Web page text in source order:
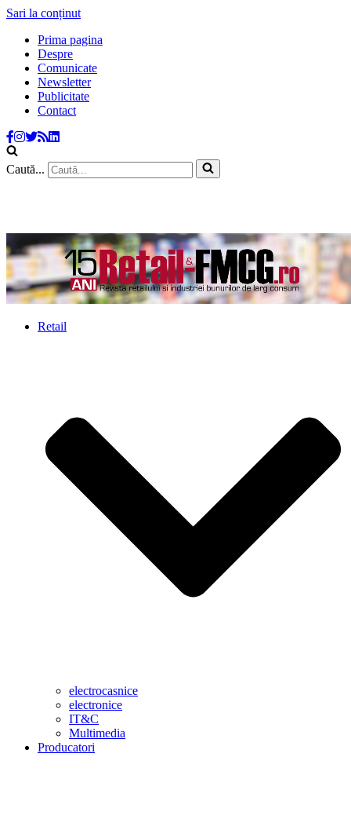
Sari la conținut
Prima pagina
Despre
Comunicate
Newsletter
Publicitate
Contact
Caută...
Retail
electrocasnice
electronice
IT&C
Multimedia
Producatori